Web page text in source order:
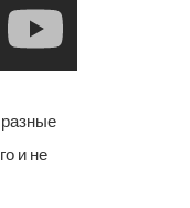
и не